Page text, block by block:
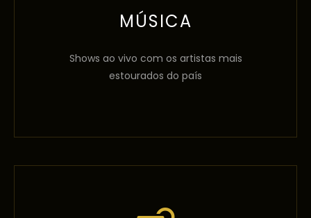
MÚSICA
Shows ao vivo com os artistas mais
estourados do país